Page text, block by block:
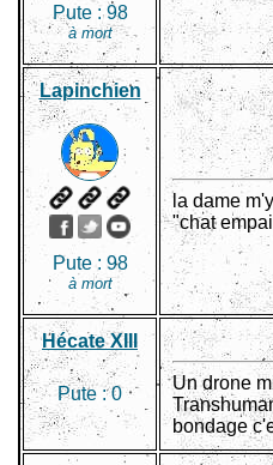
Pute :98
à mort
Lapinchien
Pute : 98
à mort
la dame
"chat
Hécate XIII
Pute :0
Un drone
bondage